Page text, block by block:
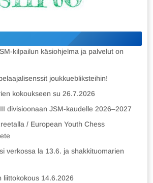
kilpailun käsiohjelma ja palvelut on
joukkuebliksteihin!
kokoukseen su 26.7.2026
divisioonaan JSM-kaudelle 2026–2027
/ European Youth Chess
verkossa la 13.6. ja shakkituomarien
liittokokous 14.6.2026